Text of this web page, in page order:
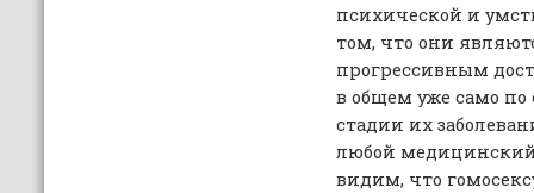
психической и
том, что они
прогрессивным
в общем уже само по
стадии их
любой
видим, что